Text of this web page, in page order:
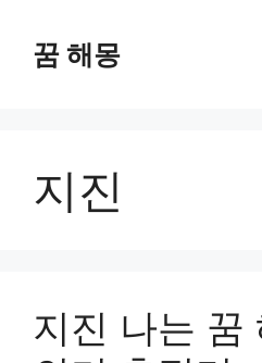
꿈 해몽
지진
지진 나는 꿈